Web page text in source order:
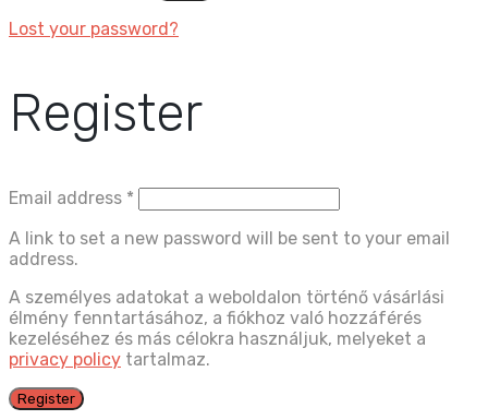
Lost your password?
Register
Email address *
A link to set a new password will be sent to your email
address.
A személyes adatokat a weboldalon történő vásárlási
élmény fenntartásához, a fiókhoz való hozzáférés
kezeléséhez és más célokra használjuk, melyeket a
privacy policy tartalmaz.
Register